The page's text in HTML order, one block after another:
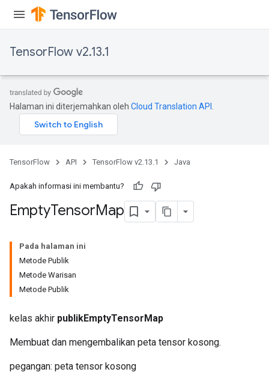
TensorFlow v2.13.1
Halaman ini diterjemahkan oleh Cloud Translation API
TensorFlow API TensorFlow v2.13.1 Java
Apakah informasi ini membantu?
EmptyTensorMap
Pada halaman ini
Metode Publik
Metode Warisan
Metode Publik
kelas akhir publikEmptyTensorMap
Membuat dan mengembalikan peta tensor kosong.
pegangan: peta tensor kosong